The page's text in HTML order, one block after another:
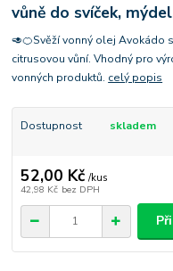
vůně do svíček,
🥑🍊Svěží vonný olej
citrusovou vůní. Vhodný pro
vonných produktů. celý popis
Dostupnost skladem
52,00 Kč /kus
42,98 Kč bez DPH